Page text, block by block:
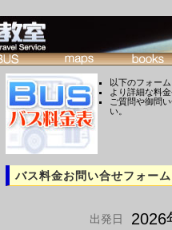
以下のフォー
より詳細な料
ご質問や御問
い。
バス料金お問い合せフォーム
出発日 2026